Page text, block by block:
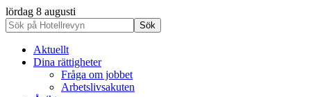
lördag 8 augusti
Aktuellt
Dina rättigheter
Fråga om jobbet
Arbetslivsakuten